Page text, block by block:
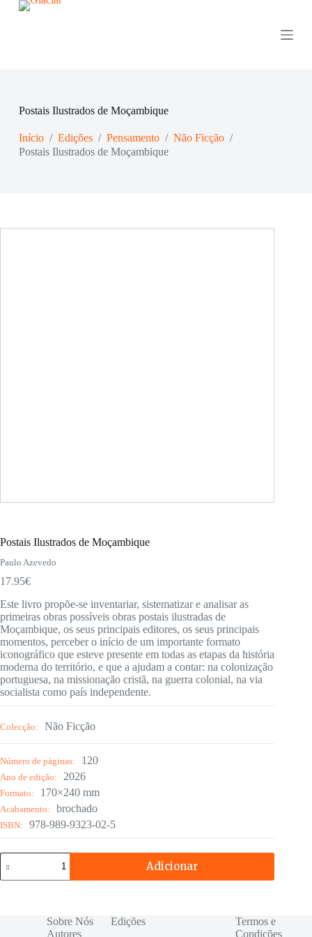
P
o
o
Postais Ilustrados de Moçambique
Início / Edições / Pensamento / Não Ficção /
Postais Ilustrados de Moçambique
Postais Ilustrados de Moçambique
Paulo Azevedo
17.95€
Este livro propõe-se inventariar, sistematizar e analisar as
primeiras obras possíveis obras postais ilustradas de
Moçambique, os seus principais editores, os seus principais
momentos, perceber o início de um importante formato
iconográfico que esteve presente em todas as etapas da história
moderna do território, e que a ajudam a contar: na colonização
portuguesa, na missionação cristã, na guerra colonial, na via
socialista como país independente.
Colecção: Não Ficção
Número de páginas: 120
Ano de edição: 2026
Formato: 170×240 mm
Acabamento: brochado
ISBN: 978-989-9323-02-5
Quantidade
de
Postais
Moçambique
Adicionar
Sobre Nós
Edições
Autores
Termos e
Condições